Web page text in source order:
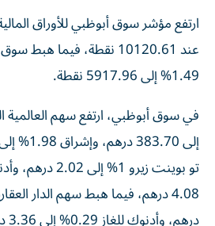
عند 10120.61 نقطة، فيما
1.49% إلى 5917.96 نقطة.